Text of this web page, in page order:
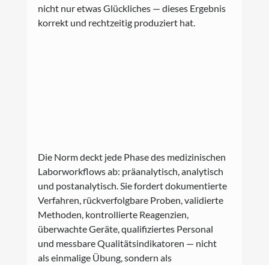
nicht nur etwas Glückliches — dieses Ergebnis
korrekt und rechtzeitig produziert hat.
Die Norm deckt jede Phase des medizinischen
Laborworkflows ab: präanalytisch, analytisch
und postanalytisch. Sie fordert dokumentierte
Verfahren, rückverfolgbare Proben, validierte
Methoden, kontrollierte Reagenzien,
überwachte Geräte, qualifiziertes Personal
und messbare Qualitätsindikatoren — nicht
als einmalige Übung, sondern als